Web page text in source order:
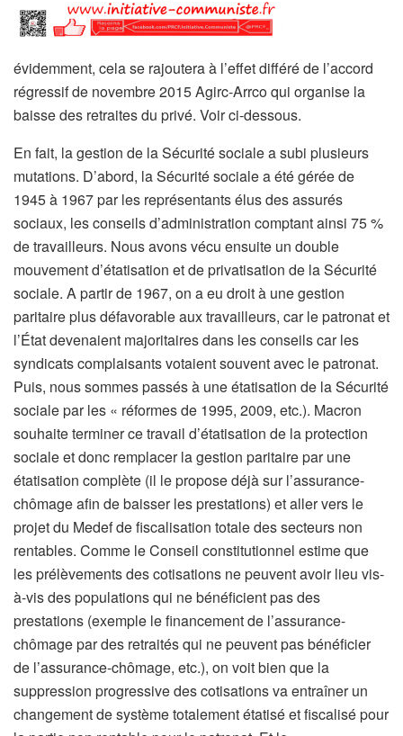
évidemment, cela se rajoutera à l’effet différé de l’accord
régressif de novembre 2015 Agirc-Arrco qui organise la
baisse des retraites du privé. Voir ci-dessous.
En fait, la gestion de la Sécurité sociale a subi plusieurs
mutations. D’abord, la Sécurité sociale a été gérée de
1945 à 1967 par les représentants élus des assurés
sociaux, les conseils d’administration comptant ainsi 75 %
de travailleurs. Nous avons vécu ensuite un double
mouvement d’étatisation et de privatisation de la Sécurité
sociale. A partir de 1967, on a eu droit à une gestion
paritaire plus défavorable aux travailleurs, car le patronat et
l’État devenaient majoritaires dans les conseils car les
syndicats complaisants votaient souvent avec le patronat.
Puis, nous sommes passés à une étatisation de la Sécurité
sociale par les « réformes de 1995, 2009, etc.). Macron
souhaite terminer ce travail d’étatisation de la protection
sociale et donc remplacer la gestion paritaire par une
étatisation complète (il le propose déjà sur l’assurance-
chômage afin de baisser les prestations) et aller vers le
projet du Medef de fiscalisation totale des secteurs non
rentables. Comme le Conseil constitutionnel estime que
les prélèvements des cotisations ne peuvent avoir lieu vis-
à-vis des populations qui ne bénéficient pas des
prestations (exemple le financement de l’assurance-
chômage par des retraités qui ne peuvent pas bénéficier
de l’assurance-chômage, etc.), on voit bien que la
suppression progressive des cotisations va entraîner un
changement de système totalement étatisé et fiscalisé pour